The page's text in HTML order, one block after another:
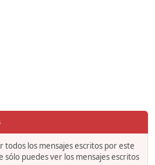
todos los mensajes escritos por este
sólo puedes ver los mensajes escritos